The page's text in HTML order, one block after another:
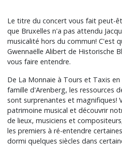
Le titre du concert vous fait peut-
que Bruxelles n'a pas attendu
musicalité hors du commun! C'est
Gwennaëlle Alibert de Historische
vous faire entendre.
De La Monnaie à Tours et Taxis
famille d'Arenberg, les ressources
sont surprenantes et magnifiques!
patrimoine musical et découvrir
de lieux, musiciens et
les premiers à ré-entendre
dormi quelques siècles dans